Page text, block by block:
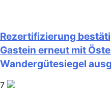
Rezertifizierung
Gastein erneut mit
Wandergütesiegel
7